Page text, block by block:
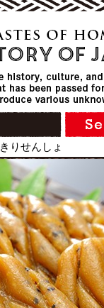
きりせんしょ